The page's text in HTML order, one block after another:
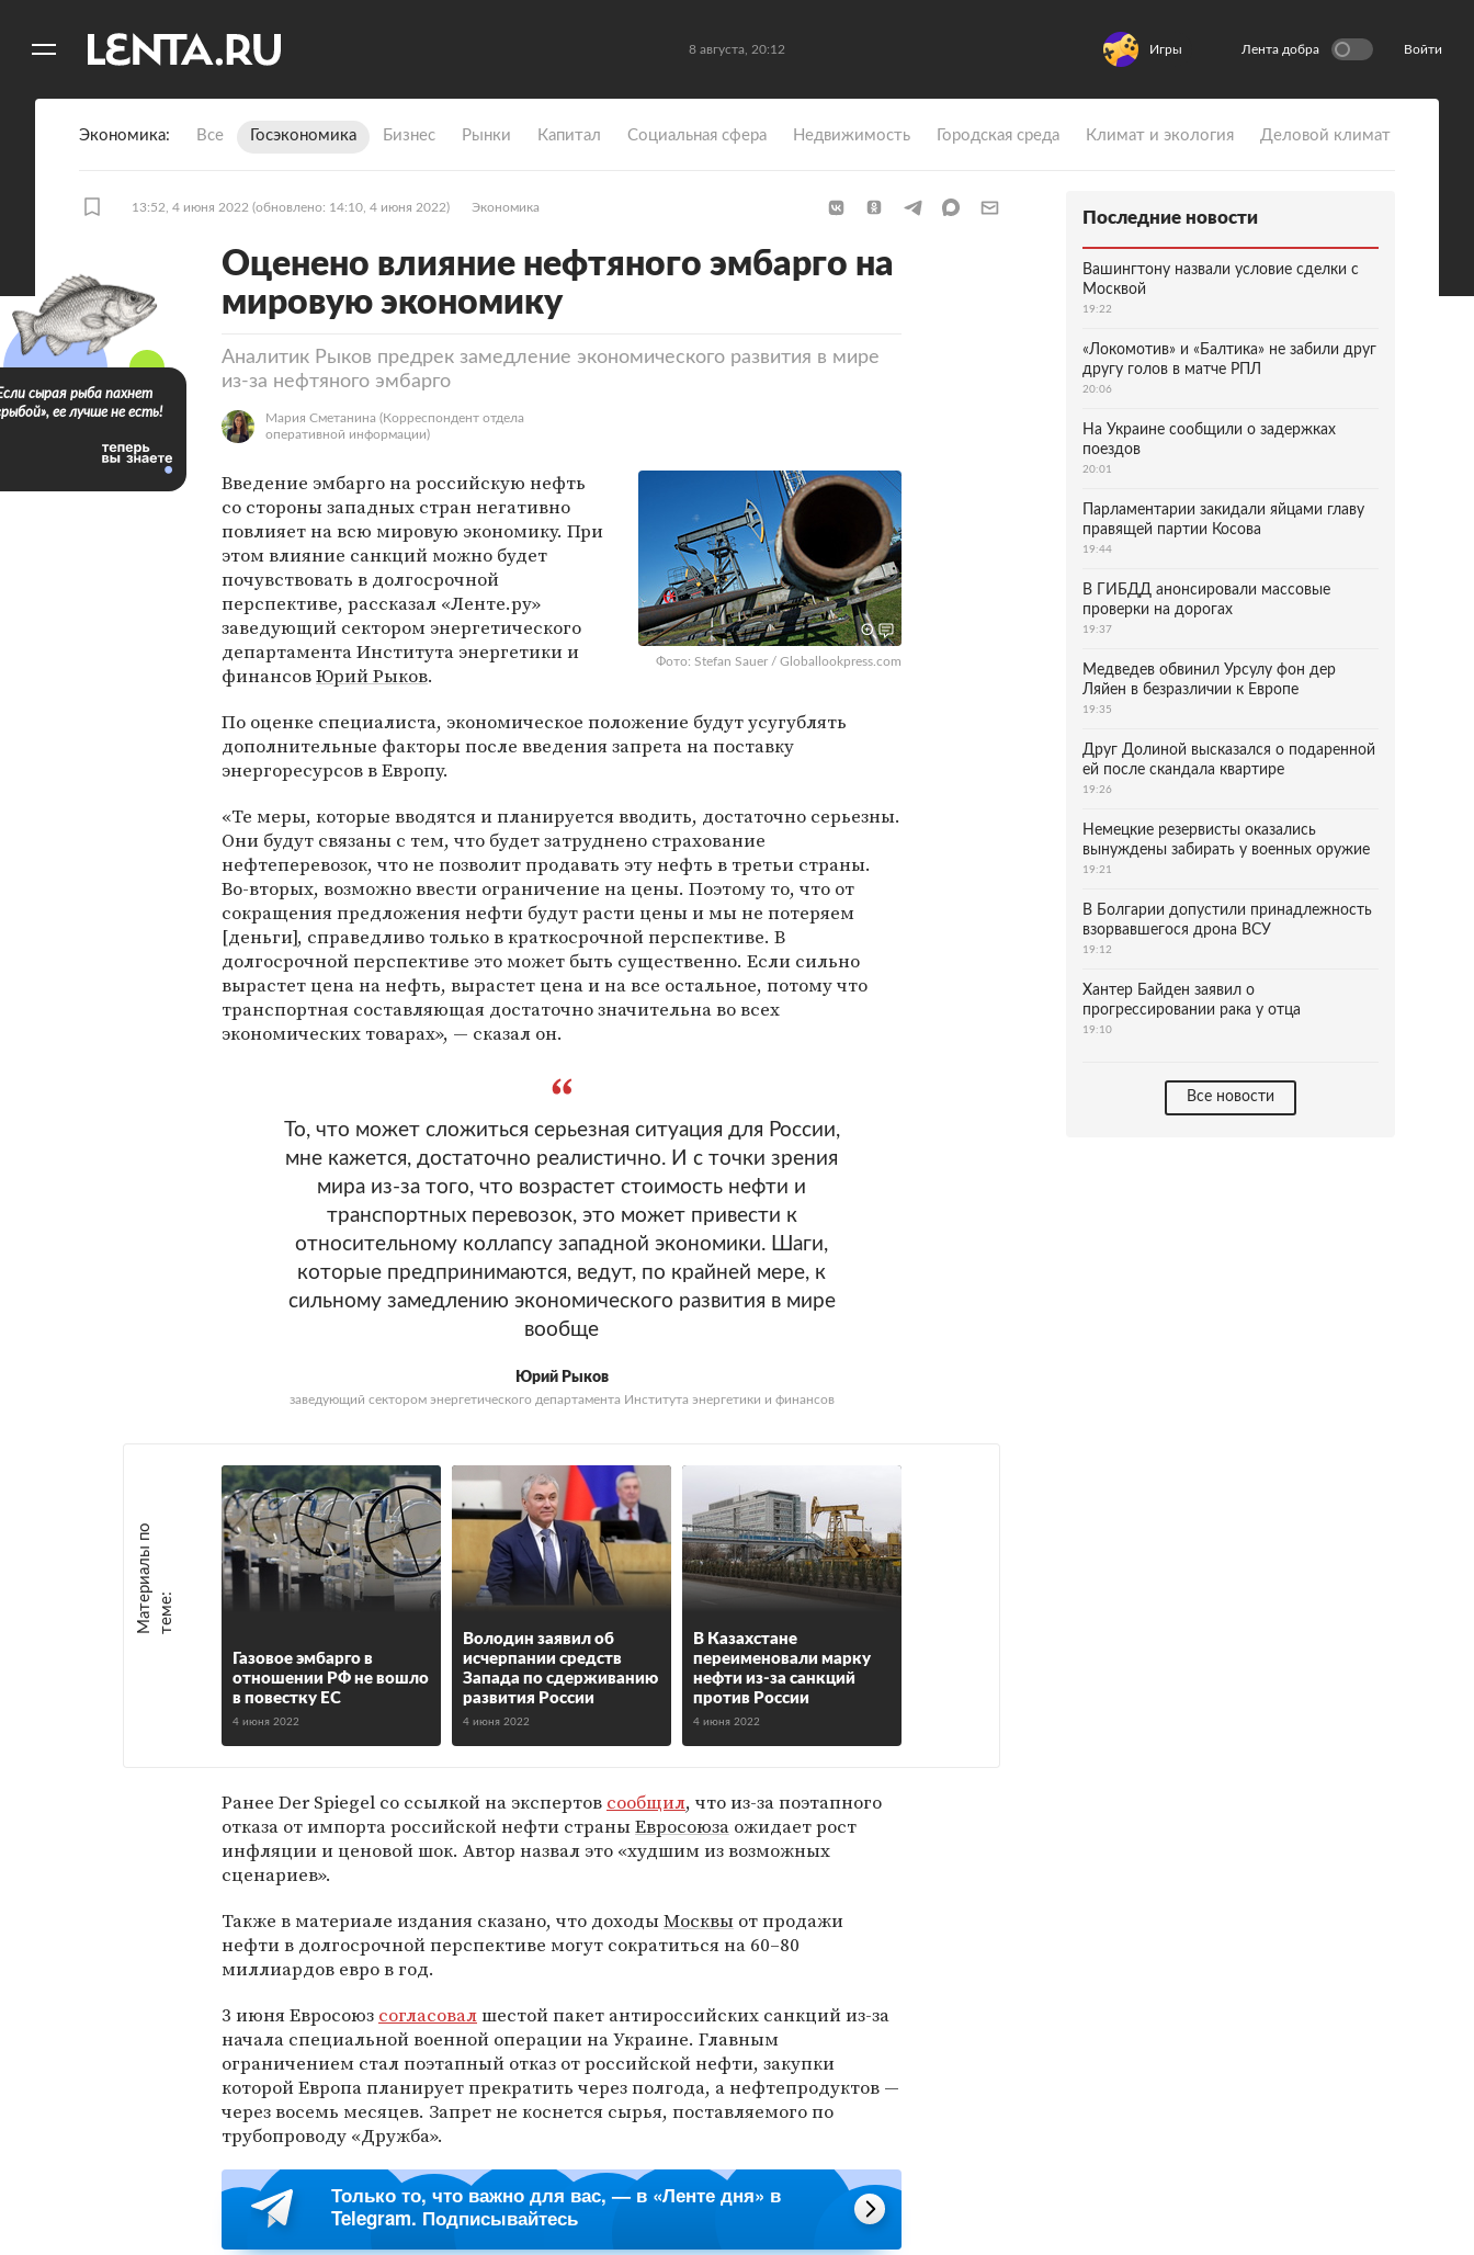
8 августа, 20:12 Игры Лента добра Войти
Экономика Все Госэкономика Бизнес Рынки Капитал Социальная сфера Недвижимость Городская среда Климат и экология Деловой климат
13:52, 4 июня 2022 (обновлено: 14:10, 4 июня 2022) Экономика
Оценено влияние нефтяного эмбарго на
мировую экономику
Аналитик Рыков предрек замедление экономического развития в мире
из-за нефтяного эмбарго
Мария Сметанина (Корреспондент отдела
оперативной информации)
Фото: Stefan Sauer / Globallookpress.com
Введение эмбарго на российскую нефть
со стороны западных стран негативно
повлияет на всю мировую экономику. При
этом влияние санкций можно будет
почувствовать в долгосрочной
перспективе, рассказал «Ленте.ру»
заведующий сектором энергетического
департамента Института энергетики и
финансовЮрий Рыков.
По оценке специалиста, экономическое положение будут усугублять
дополнительные факторы после введения запрета на поставку
энергоресурсов в Европу.
«Те меры, которые вводятся и планируется вводить, достаточно серьезны.
Они будут связаны с тем, что будет затруднено страхование
нефтеперевозок, что не позволит продавать эту нефть в третьи страны.
Во-вторых, возможно ввести ограничение на цены. Поэтому то, что от
сокращения предложения нефти будут расти цены и мы не потеряем
[деньги], справедливо только в краткосрочной перспективе. В
долгосрочной перспективе это может быть существенно. Если сильно
вырастет цена на нефть, вырастет цена и на все остальное, потому что
транспортная составляющая достаточно значительна во всех
экономических товарах», — сказал он.
То, что может сложиться серьезная ситуация для России,
мне кажется, достаточно реалистично. И с точки зрения
мира из-за того, что возрастет стоимость нефти и
транспортных перевозок, это может привести к
относительному коллапсу западной экономики. Шаги,
которые предпринимаются, ведут, по крайней мере, к
сильному замедлению экономического развития в мире
вообще
Юрий Рыков
заведующий сектором энергетического департамента Института энергетики и финансов
М
а
т е
р
и
а
л
ы
п
о
т
е
м
е :
Газовое эмбарго в
отношении РФ не вошло
в повестку ЕС
4 июня 2022
Володин заявил об
исчерпании средств
Запада по сдерживанию
развития России
4 июня 2022
В Казахстане
переименовали марку
нефти из-за санкций
против России
4 июня 2022
Ранее Der Spiegel со ссылкой на экспертов сообщил, что из-за поэтапного
отказа от импорта российской нефти страныЕвросоюза ожидает рост
инфляции и ценовой шок. Автор назвал это «худшим из возможных
сценариев».
Также в материале издания сказано, что доходыМосквы от продажи
нефти в долгосрочной перспективе могут сократиться на 60–80
миллиардов евро в год.
3 июня Евросоюз согласовалшестой пакет антироссийских санкций из-за
начала специальной военной операции на Украине. Главным
ограничением стал поэтапный отказ от российской нефти, закупки
которой Европа планирует прекратить через полгода, а нефтепродуктов —
через восемь месяцев. Запрет не коснется сырья, поставляемого по
трубопроводу «Дружба».
Только то, что важно для вас, — в «Ленте дня» в
Telegram. Подписывайтесь
сырая рыба пахнет
ее лучше не есть!
Последние новости
Вашингтону назвали условие сделки с
Москвой
19:22
«Локомотив» и «Балтика» не забили друг
другу голов в матче РПЛ
20:06
На Украине сообщили о задержках
поездов
20:01
Парламентарии закидали яйцами главу
правящей партии Косова
19:44
В ГИБДД анонсировали массовые
проверки на дорогах
19:37
Медведев обвинил Урсулу фон дер
Ляйен в безразличии к Европе
19:35
Друг Долиной высказался о подаренной
ей после скандала квартире
19:26
Немецкие резервисты оказались
вынуждены забирать у военных оружие
19:21
В Болгарии допустили принадлежность
взорвавшегося дрона ВСУ
19:12
Хантер Байден заявил о
прогрессировании рака у отца
19:10
Все новости